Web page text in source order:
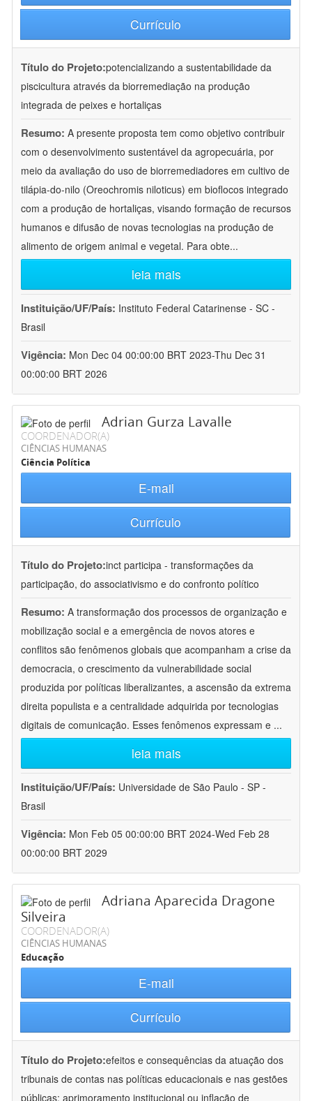
Currículo
Título do Projeto:potencializando a sustentabilidade da
piscicultura através da biorremediação na produção
integrada de peixes e hortaliças
Resumo: A presente proposta tem como objetivo contribuir
com o desenvolvimento sustentável da agropecuária, por
meio da avaliação do uso de biorremediadores em cultivo de
tilápia-do-nilo (Oreochromis niloticus) em bioflocos integrado
com a produção de hortaliças, visando formação de recursos
humanos e difusão de novas tecnologias na produção de
alimento de origem animal e vegetal. Para obte...
leia mais
Instituição/UF/País: Instituto Federal Catarinense - SC -
Brasil
Vigência: Mon Dec 04 00:00:00 BRT 2023-Thu Dec 31
00:00:00 BRT 2026
Adrian Gurza Lavalle
COORDENADOR(A)
CIÊNCIAS HUMANAS
Ciência Política
E-mail
Currículo
Título do Projeto:inct participa - transformações da
participação, do associativismo e do confronto político
Resumo: A transformação dos processos de organização e
mobilização social e a emergência de novos atores e
conflitos são fenômenos globais que acompanham a crise da
democracia, o crescimento da vulnerabilidade social
produzida por políticas liberalizantes, a ascensão da extrema
direita populista e a centralidade adquirida por tecnologias
digitais de comunicação. Esses fenômenos expressam e ...
leia mais
Instituição/UF/País: Universidade de São Paulo - SP -
Brasil
Vigência: Mon Feb 05 00:00:00 BRT 2024-Wed Feb 28
00:00:00 BRT 2029
Adriana Aparecida Dragone
Silveira
COORDENADOR(A)
CIÊNCIAS HUMANAS
Educação
E-mail
Currículo
Título do Projeto:efeitos e consequências da atuação dos
tribunais de contas nas políticas educacionais e nas gestões
públicas: aprimoramento institucional ou inflação de